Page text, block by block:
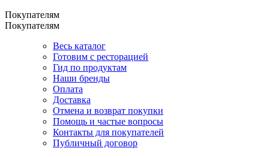
Покупателям
Покупателям
Весь каталог
Готовим с ресторацией
Гид по продуктам
Наши бренды
Оплата
Доставка
Отмена и возврат покупки
Помощь и частые вопросы
Контакты для покупателей
Публичный договор